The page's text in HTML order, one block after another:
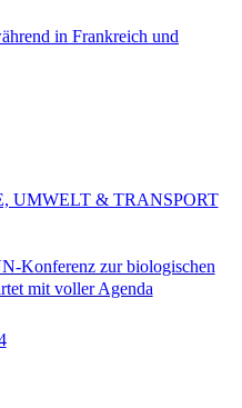
in Frankreich und
Konferenz zur biologischen
mit voller Agenda
UMWELT & TRANSPORT